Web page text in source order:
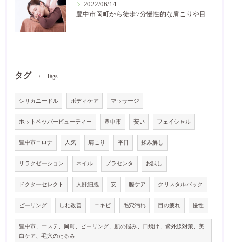
2022/06/14
豊中市岡町から徒歩7分慢性的な肩こりや目の疲れなどにお困りの方には是非癒し空間に！
タグ Tags
シリカニードル ボディケア マッサージ
ホットペッパービューティー 豊中市 安い フェイシャル
豊中市コロナ 人気 肩こり 平日 揉み解し
リラクゼーション ネイル プラセンタ お試し
ドクターセレクト 人肝細胞 安 膣ケア クリスタルパック
ピーリング しわ改善 ニキビ 毛穴汚れ 目の疲れ 慢性
豊中市、エステ、岡町、ピーリング、肌の悩み、日焼け、紫外線対策、美
白ケア、毛穴のたるみ